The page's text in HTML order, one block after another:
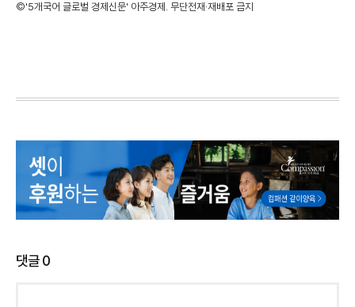
©'5개국어 글로벌 경제신문' 아주경제. 무단전재·재배포 금지
댓글0